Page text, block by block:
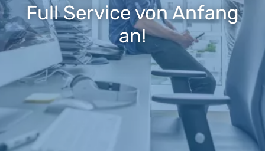
Full Service von Anfang
an!